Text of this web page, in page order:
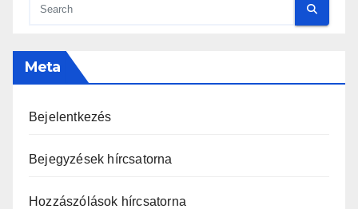
Meta
Bejelentkezés
Bejegyzések hírcsatorna
Hozzászólások hírcsatorna